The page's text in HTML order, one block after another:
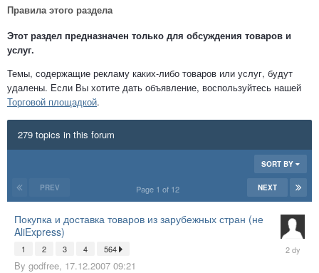
Правила этого раздела
Этот раздел предназначен только для обсуждения товаров и
услуг.
Темы, содержащие рекламу каких-либо товаров или услуг, будут
удалены. Если Вы хотите дать объявление, воспользуйтесь нашей
Торговой площадкой.
279 topics in this forum
SORT BY
PREV NEXT
Page 1 of 12
Покупка и доставка товаров из зарубежных стран (не
AliExpress)
1 2 3 4 564
By godfree, 17.12.2007 09:21
22:04